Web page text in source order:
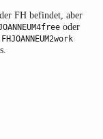
FH befindet, aber
oder
FHJOANNEUM2work